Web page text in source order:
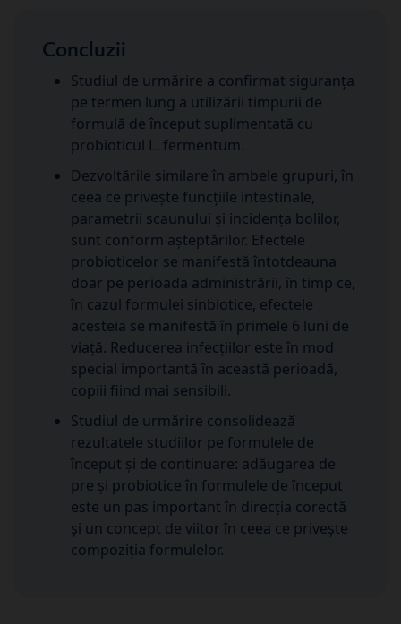
Concluzii
Studiul de urmărire a confirmat siguranța
pe termen lung a utilizării timpurii de
formulă de început suplimentată cu
probioticul L. fermentum.
Dezvoltările similare în ambele grupuri, în
ceea ce privește funcțiile intestinale,
parametrii scaunului și incidența bolilor,
sunt conform așteptărilor. Efectele
probioticelor se manifestă întotdeauna
doar pe perioada administrării, în timp ce,
în cazul formulei sinbiotice, efectele
acesteia se manifestă în primele 6 luni de
viață. Reducerea infecțiilor este în mod
special importantă în această perioadă,
copiii fiind mai sensibili.
Studiul de urmărire consolidează
rezultatele studiilor pe formulele de
început și de continuare: adăugarea de
pre și probiotice în formulele de început
este un pas important în direcția corectă
și un concept de viitor în ceea ce privește
compoziția formulelor.